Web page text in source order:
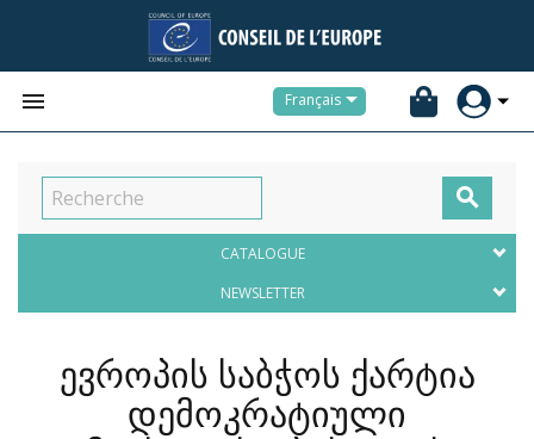
 Français

CATALOGUE
NEWSLETTER
ევროპის საბჭოს ქარტია
დემოკრატიული